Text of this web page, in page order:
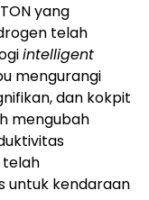
yang
telah
intelligent
mengurangi
dan kokpit
mengubah
telah
untuk kendaraan